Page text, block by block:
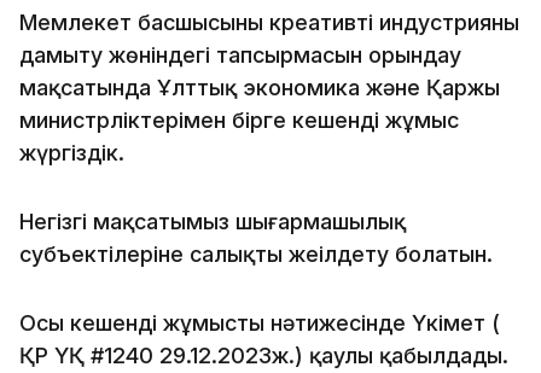
Мемлекет басшысының креативті индустрияны
дамыту жөніндегі тапсырмасын орындау
мақсатында Ұлттық экономика және Қаржы
министрліктерімен бірге кешенді жұмыс
жүргіздік.
Негізгі мақсатымыз шығармашылық
субъектілеріне салықты жеңілдету болатын.
Осы кешенді жұмыстың нәтижесінде Үкімет (
ҚР ҮҚ #1240 29.12.2023ж.) қаулы қабылдады.